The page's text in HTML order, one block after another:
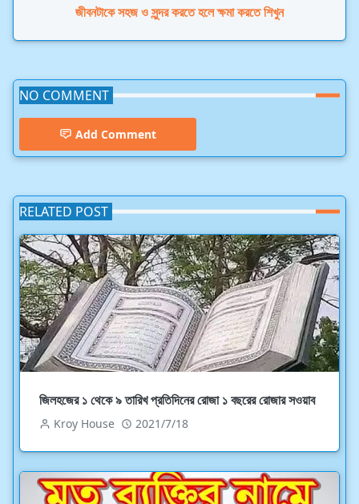
জীবনটাকে সহজ ও সুন্দর করতে হলে ক্ষমা করতে শিখুন
NO COMMENT
Add Comment
RELATED POST
জিলহজের ১ থেকে ৯ তারিখ প্রতিদিনের রোজা ১ বছরের রোজার সওয়াব
Kroy House 2021/7/18